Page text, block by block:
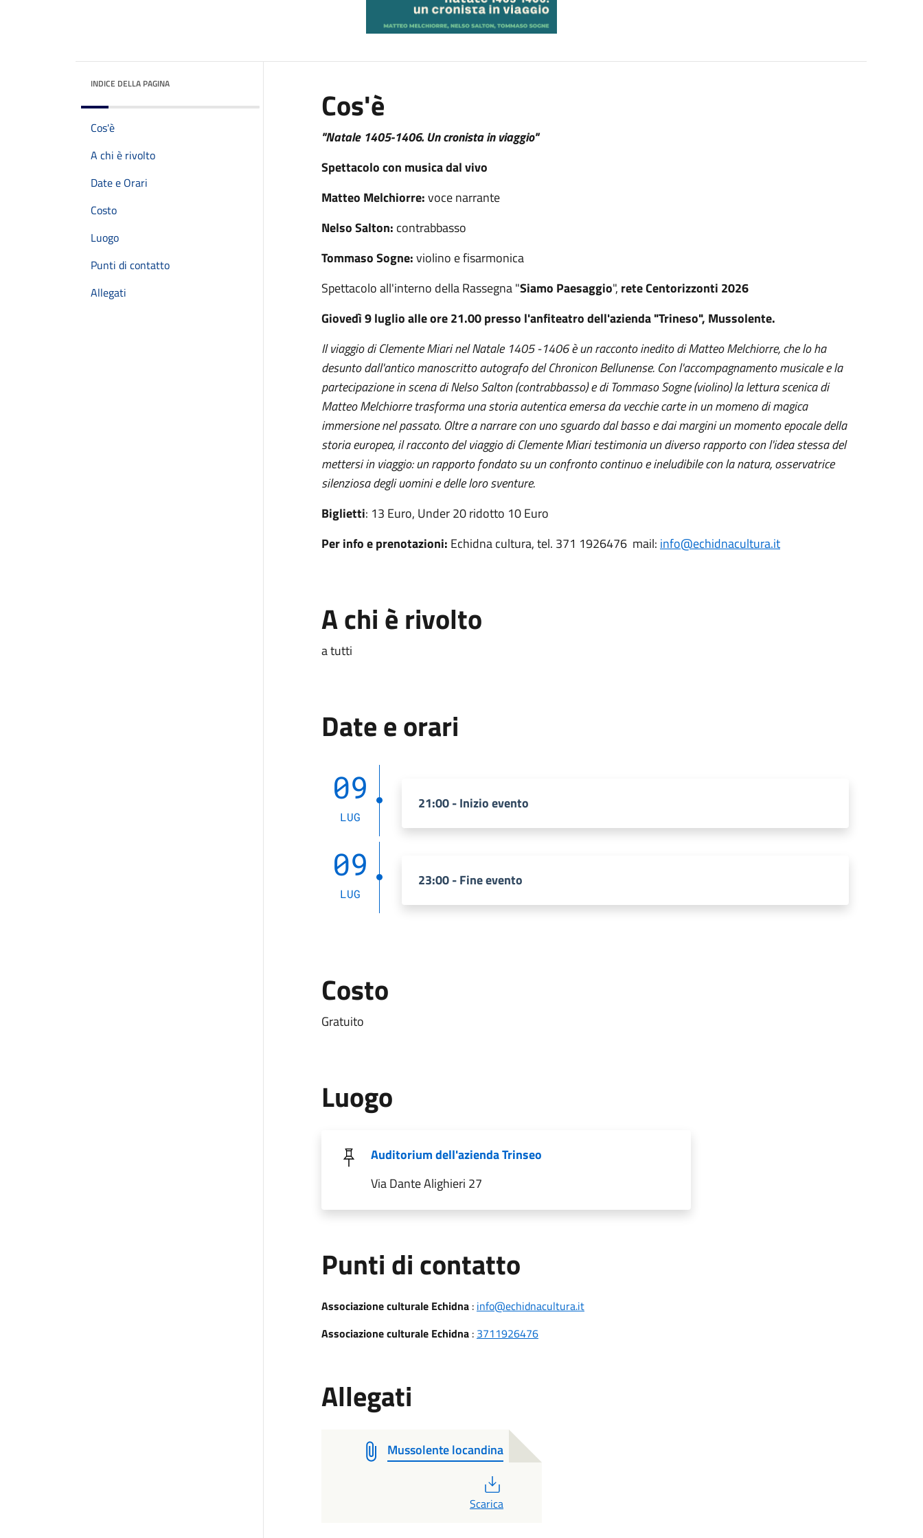
INDICE DELLA PAGINA
Cos'è
A chi è rivolto
Date e Orari
Costo
Luogo
Punti di contatto
Allegati
Cos'è
"Natale 1405-1406. Un cronista in viaggio"
Spettacolo con musica dal vivo
Matteo Melchiorre:voce narrante
Nelso Salton: contrabbasso
Tommaso Sogne:violino e fisarmonica
Spettacolo all'interno della Rassegna "Siamo Paesaggio", rete Centorizzonti 2026
Giovedì 9 luglio alle ore 21.00 presso l'anfiteatro dell'azienda "Trineso", Mussolente.
Il viaggio di Clemente Miari nel Natale 1405 -1406 è un racconto inedito di Matteo Melchiorre, che lo ha
desunto dall'antico manoscritto autografo del Chronicon Bellunense. Con l'accompagnamento musicale e la
partecipazione in scena di Nelso Salton (contrabbasso) e di Tommaso Sogne (violino) la lettura scenica di
Matteo Melchiorre trasforma una storia autentica emersa da vecchie carte in un momeno di magica
immersione nel passato. Oltre a narrare con uno sguardo dal basso e dai margini un momento epocale della
storia europea, il racconto del viaggio di Clemente Miari testimonia un diverso rapporto con l'idea stessa del
mettersi in viaggio: un rapporto fondato su un confronto continuo e ineludibile con la natura, osservatrice
silenziosa degli uomini e delle loro sventure.
Biglietti: 13 Euro, Under 20 ridotto 10 Euro
Per info e prenotazioni: Echidna cultura, tel. 371 1926476 mail: info@echidnacultura.it
A chi è rivolto
a tutti
Date e orari
09
LUG
21:00 - Inizio evento
09
LUG
23:00 - Fine evento
Costo
Gratuito
Luogo
Auditorium dell'azienda Trinseo
Via Dante Alighieri 27
Punti di contatto
Associazione culturale Echidna: info@echidnacultura.it
Associazione culturale Echidna: 3711926476
Allegati
Mussolente locandina
Scarica